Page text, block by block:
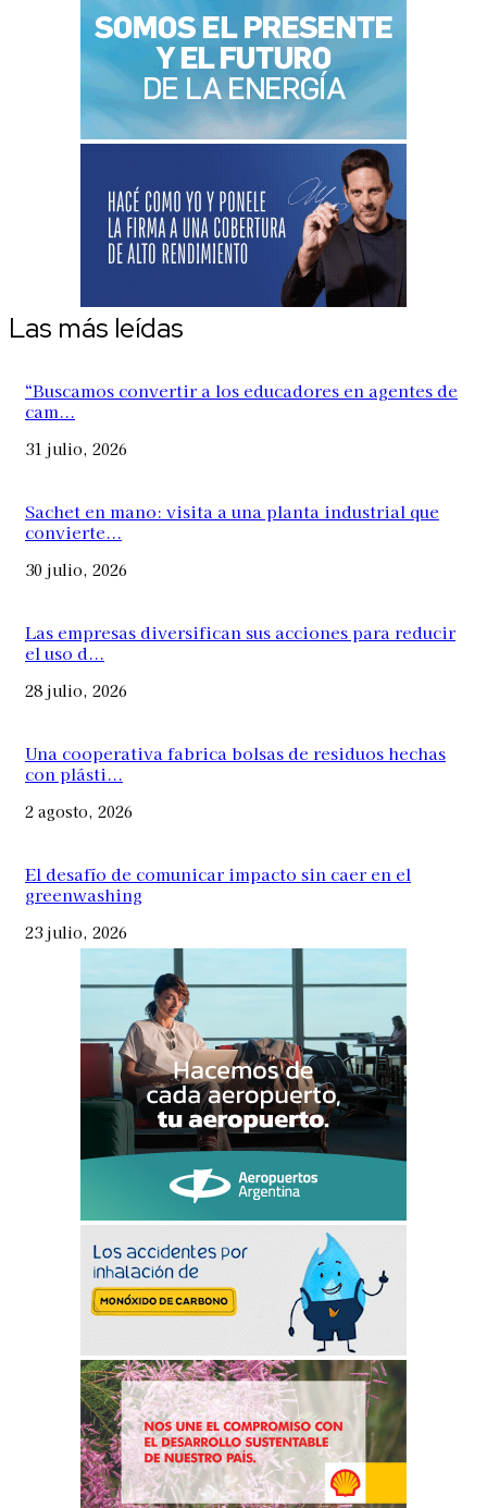
Las más leídas
“Buscamos convertir a los educadores en agentes de
cam...
31 julio, 2026
Sachet en mano: visita a una planta industrial que
convierte...
30 julio, 2026
Las empresas diversifican sus acciones para reducir
el uso d...
28 julio, 2026
Una cooperativa fabrica bolsas de residuos hechas
con plásti...
2 agosto, 2026
El desafío de comunicar impacto sin caer en el
greenwashing
23 julio, 2026